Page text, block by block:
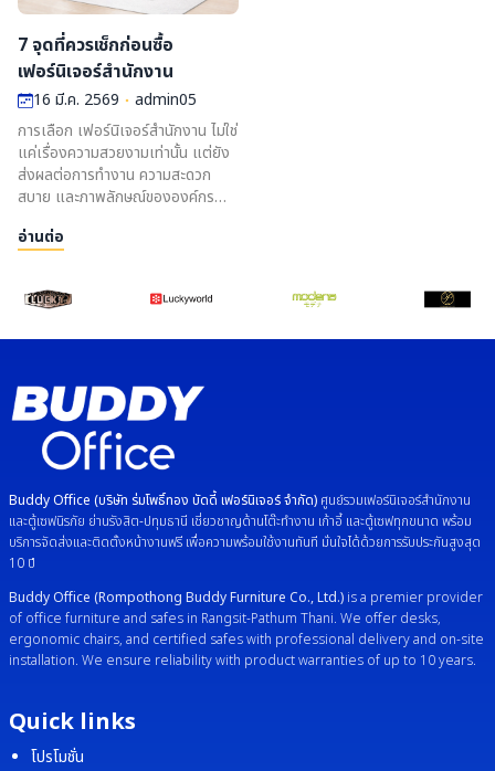
7 จุดที่ควรเช็กก่อนซื้อ
เฟอร์นิเจอร์สำนักงาน
16 มี.ค. 2569
admin05
การเลือก เฟอร์นิเจอร์สำนักงาน ไม่ใช่
แค่เรื่องความสวยงามเท่านั้น แต่ยัง
ส่งผลต่อการทำงาน ความสะดวก
สบาย และภาพลักษณ์ขององค์กร
ใช้จ่ายซ้ำในอนาคต ดังนั้นก่อนตัดสินใจ
อ่านต่อ
Buddy Office (บริษัท ร่มโพธิ์ทอง บัดดี้ เฟอร์นิเจอร์ จำกัด) ศูนย์รวมเฟอร์นิเจอร์สำนักงาน
และตู้เซฟนิรภัย ย่านรังสิต-ปทุมธานี เชี่ยวชาญด้านโต๊ะทำงาน เก้าอี้ และตู้เซฟทุกขนาด พร้อม
บริการจัดส่งและติดตั้งหน้างานฟรี เพื่อความพร้อมใช้งานทันที มั่นใจได้ด้วยการรับประกันสูงสุด
10 ปี
Buddy Office (Rompothong Buddy Furniture Co., Ltd.) is a premier provider
of office furniture and safes in Rangsit-Pathum Thani. We offer desks,
ergonomic chairs, and certified safes with professional delivery and on-site
installation. We ensure reliability with product warranties of up to 10 years.
Quick links
โปรโมชั่น